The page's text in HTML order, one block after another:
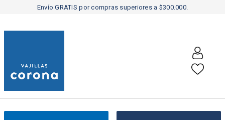
Envío GRATIS por compras superiores a $300.000.